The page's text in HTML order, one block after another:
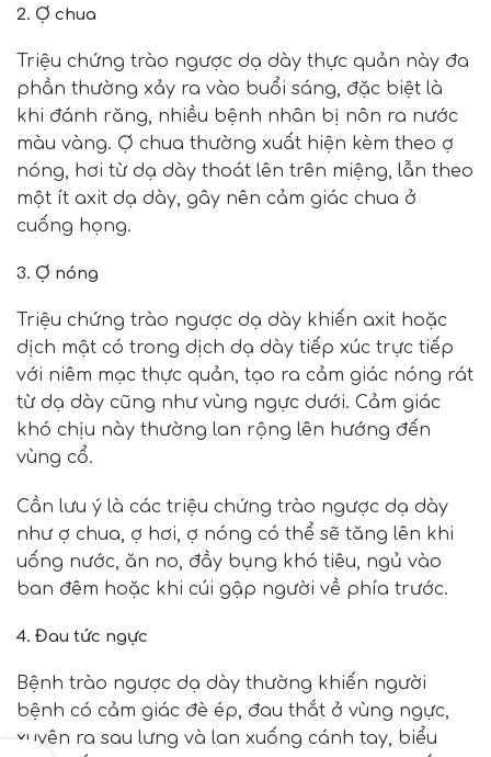
2. Ợ chua
Triệu chứng trào ngược dạ dày thực quản này đa
phần thường xảy ra vào buổi sáng, đặc biệt là
khi đánh răng, nhiều bệnh nhân bị nôn ra nước
màu vàng. Ợ chua thường xuất hiện kèm theo ợ
nóng, hơi từ dạ dày thoát lên trên miệng, lẫn theo
một ít axit dạ dày, gây nên cảm giác chua ở
cuống họng.
3. Ợ nóng
Triệu chứng trào ngược dạ dày khiến axit hoặc
dịch mật có trong dịch dạ dày tiếp xúc trực tiếp
với niêm mạc thực quản, tạo ra cảm giác nóng rát
từ dạ dày cũng như vùng ngực dưới. Cảm giác
khó chịu này thường lan rộng lên hướng đến
vùng cổ.
Cần lưu ý là các triệu chứng trào ngược dạ dày
như ợ chua, ợ hơi, ợ nóng có thể sẽ tăng lên khi
uống nước, ăn no, đầy bụng khó tiêu, ngủ vào
ban đêm hoặc khi cúi gập người về phía trước.
4. Đau tức ngực
Bệnh trào ngược dạ dày thường khiến người
bệnh có cảm giác đè ép, đau thắt ở vùng ngực,
xuyên ra sau lưng và lan xuống cánh tay, biểu